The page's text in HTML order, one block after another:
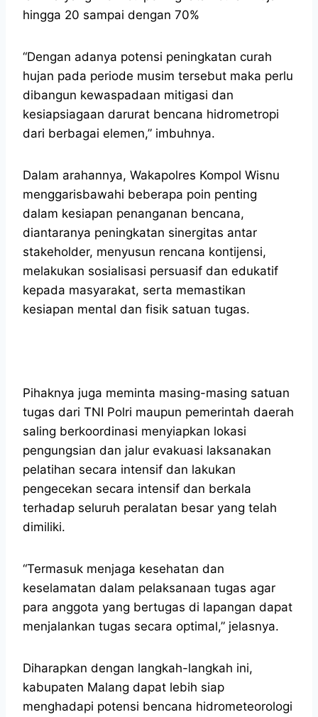
hingga 20 sampai dengan 70%
“Dengan adanya potensi peningkatan curah
hujan pada periode musim tersebut maka perlu
dibangun kewaspadaan mitigasi dan
kesiapsiagaan darurat bencana hidrometropi
dari berbagai elemen,” imbuhnya.
Dalam arahannya, Wakapolres Kompol Wisnu
menggarisbawahi beberapa poin penting
dalam kesiapan penanganan bencana,
diantaranya peningkatan sinergitas antar
stakeholder, menyusun rencana kontijensi,
melakukan sosialisasi persuasif dan edukatif
kepada masyarakat, serta memastikan
kesiapan mental dan fisik satuan tugas.
Pihaknya juga meminta masing-masing satuan
tugas dari TNI Polri maupun pemerintah daerah
saling berkoordinasi menyiapkan lokasi
pengungsian dan jalur evakuasi laksanakan
pelatihan secara intensif dan lakukan
pengecekan secara intensif dan berkala
terhadap seluruh peralatan besar yang telah
dimiliki.
“Termasuk menjaga kesehatan dan
keselamatan dalam pelaksanaan tugas agar
para anggota yang bertugas di lapangan dapat
menjalankan tugas secara optimal,” jelasnya.
Diharapkan dengan langkah-langkah ini,
kabupaten Malang dapat lebih siap
menghadapi potensi bencana hidrometeorologi